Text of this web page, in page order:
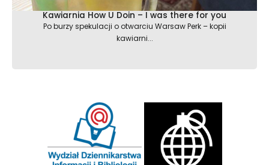
Kawiarnia How U Doin – I was there for you
Po burzy spekulacji o otwarciu Warsaw Perk – kopii
kawiarni...